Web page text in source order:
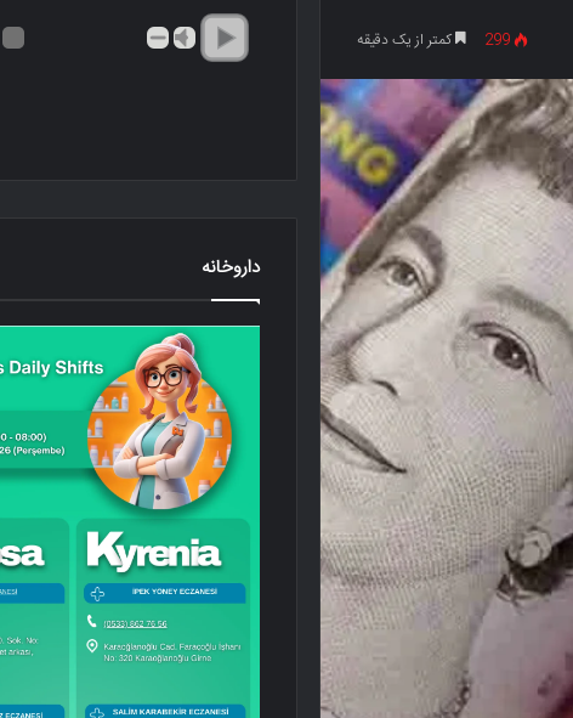
299 کمتر از یک دقیقه
داروخانه